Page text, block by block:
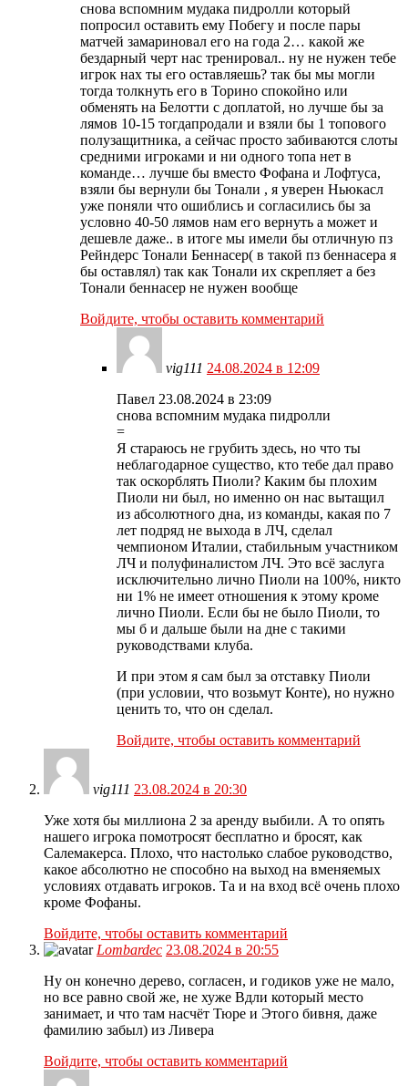
снова вспомним мудака пидролли который
попросил оставить ему Побегу и после пары
матчей замариновал его на года 2… какой же
бездарный черт нас тренировал.. ну не нужен тебе
игрок нах ты его оставляешь? так бы мы могли
тогда толкнуть его в Торино спокойно или
обменять на Белотти с доплатой, но лучше бы за
лямов 10-15 тогдапродали и взяли бы 1 топового
полузащитника, а сейчас просто забиваются слоты
средними игроками и ни одного топа нет в
команде… лучше бы вместо Фофана и Лофтуса,
взяли бы вернули бы Тонали , я уверен Ньюкасл
уже поняли что ошиблись и согласились бы за
условно 40-50 лямов нам его вернуть а может и
дешевле даже.. в итоге мы имели бы отличную пз
Рейндерс Тонали Беннасер( в такой пз беннасера я
бы оставлял) так как Тонали их скрепляет а без
Тонали беннасер не нужен вообще
Войдите, чтобы оставить комментарий
vig111 24.08.2024 в 12:09
Павел 23.08.2024 в 23:09
снова вспомним мудака пидролли
=
Я стараюсь не грубить здесь, но что ты
неблагодарное существо, кто тебе дал право
так оскорблять Пиоли? Каким бы плохим
Пиоли ни был, но именно он нас вытащил
из абсолютного дна, из команды, какая по 7
лет подряд не выхода в ЛЧ, сделал
чемпионом Италии, стабильным участником
ЛЧ и полуфиналистом ЛЧ. Это всё заслуга
исключительно лично Пиоли на 100%, никто
ни 1% не имеет отношения к этому кроме
лично Пиоли. Если бы не было Пиоли, то
мы б и дальше были на дне с такими
руководствами клуба.
И при этом я сам был за отставку Пиоли
(при условии, что возьмут Конте), но нужно
ценить то, что он сделал.
Войдите, чтобы оставить комментарий
vig111 23.08.2024 в 20:30
Уже хотя бы миллиона 2 за аренду выбили. А то опять
нашего игрока помотросят бесплатно и бросят, как
Салемакерса. Плохо, что настолько слабое руководство,
какое абсолютно не способно на выход на вменяемых
условиях отдавать игроков. Та и на вход всё очень плохо
кроме Фофаны.
Войдите, чтобы оставить комментарий
Lombardec 23.08.2024 в 20:55
Ну он конечно дерево, согласен, и годиков уже не мало,
но все равно свой же, не хуже Вдли который место
занимает, и что там насчёт Тюре и Этого бивня, даже
фамилию забыл) из Ливера
Войдите, чтобы оставить комментарий